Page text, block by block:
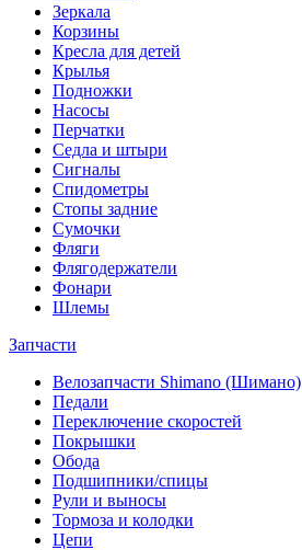
Зеркала
Корзины
Кресла для детей
Крылья
Подножки
Насосы
Перчатки
Седла и штыри
Сигналы
Спидометры
Стопы задние
Сумочки
Фляги
Флягодержатели
Фонари
Шлемы
Запчасти
Велозапчасти Shimano (Шимано)
Педали
Переключение скоростей
Покрышки
Обода
Подшипники/спицы
Рули и выносы
Тормоза и колодки
Цепи